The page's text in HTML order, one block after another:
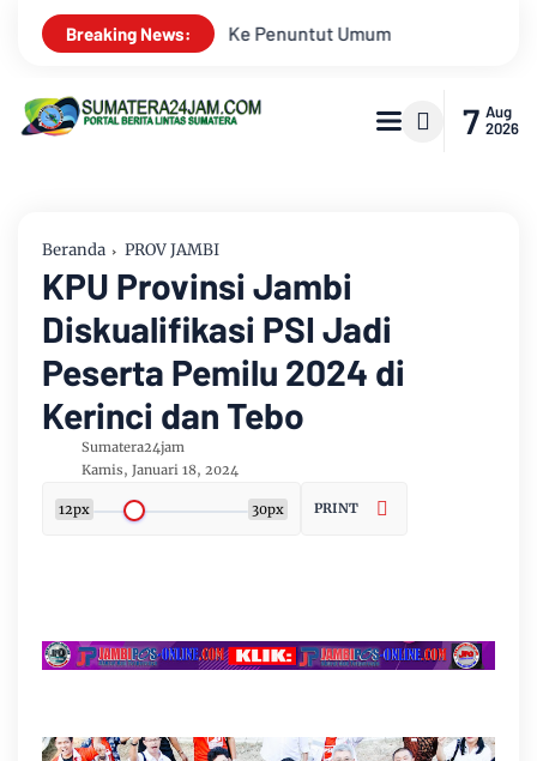
Breaking News: Aroma Karhutla Mulai
7 Aug
2026
Beranda PROV JAMBI
KPU Provinsi Jambi
Diskualifikasi PSI Jadi
Peserta Pemilu 2024 di
Kerinci dan Tebo
Sumatera24jam
Kamis, Januari 18, 2024
12px 30px PRINT